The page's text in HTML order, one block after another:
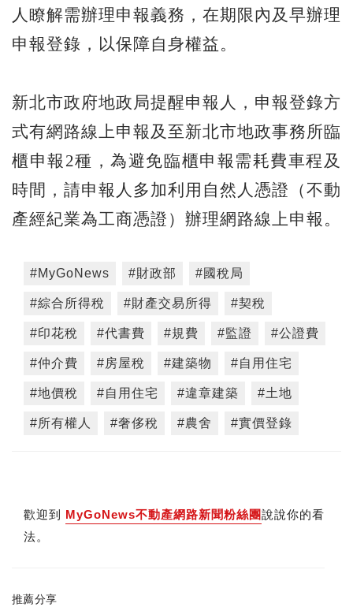
人瞭解需辦理申報義務，在期限內及早辦理
申報登錄，以保障自身權益。
新北市政府地政局提醒申報人，申報登錄方
式有網路線上申報及至新北市地政事務所臨
櫃申報2種，為避免臨櫃申報需耗費車程及
時間，請申報人多加利用自然人憑證（不動
產經紀業為工商憑證）辦理網路線上申報。
#MyGoNews #財政部 #國稅局
#綜合所得稅 #財產交易所得 #契稅
#印花稅 #代書費 #規費 #監證 #公證費
#仲介費 #房屋稅 #建築物 #自用住宅
#地價稅 #自用住宅 #違章建築 #土地
#所有權人 #奢侈稅 #農舍 #實價登錄
歡迎到 MyGoNews不動產網路新聞粉絲團說說你的看
法。
推薦分享